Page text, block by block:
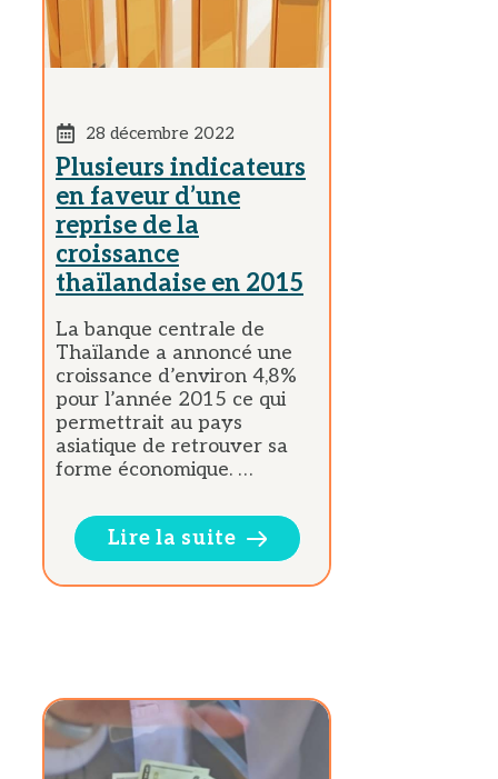
28 décembre 2022
Plusieurs indicateurs
en faveur d’une
reprise de la
croissance
thaïlandaise en 2015
La banque centrale de
Thaïlande a annoncé une
croissance d’environ 4,8%
pour l’année 2015 ce qui
permettrait au pays
asiatique de retrouver sa
forme économique. …
Lire la suite